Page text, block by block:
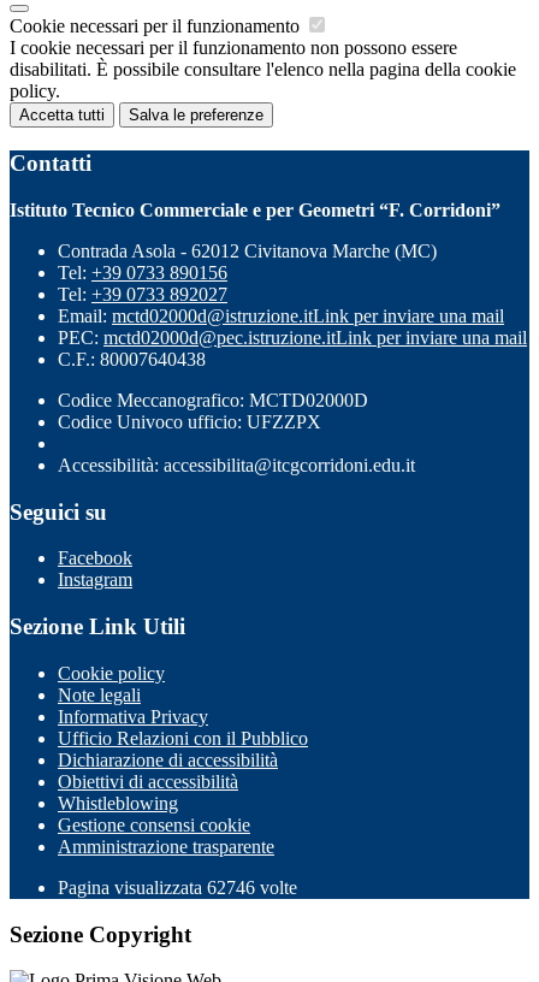
Cookie necessari per il funzionamento
I cookie necessari per il funzionamento non possono essere
disabilitati. È possibile consultare l'elenco nella pagina della cookie
policy.
Accetta tutti Salva le preferenze
Contatti
Istituto Tecnico Commerciale e per Geometri “F. Corridoni”
Contrada Asola - 62012 Civitanova Marche (MC)
Tel: +39 0733 890156
Tel: +39 0733 892027
Email: mctd02000d@istruzione.itLink per inviare una mail
PEC: mctd02000d@pec.istruzione.itLink per inviare una mail
C.F.: 80007640438
Codice Meccanografico: MCTD02000D
Codice Univoco ufficio: UFZZPX
Accessibilità: accessibilita@itcgcorridoni.edu.it
Seguici su
Facebook
Instagram
Sezione Link Utili
Cookie policy
Note legali
Informativa Privacy
Ufficio Relazioni con il Pubblico
Dichiarazione di accessibilità
Obiettivi di accessibilità
Whistleblowing
Gestione consensi cookie
Amministrazione trasparente
Pagina visualizzata 62746 volte
Sezione Copyright